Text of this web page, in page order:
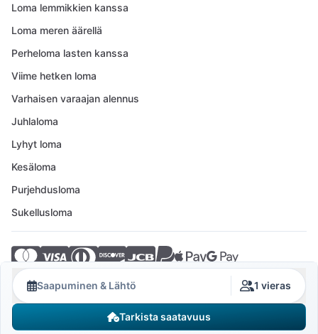
Saapuminen & Lähtö 1 vieras
Tarkista saatavuus
Loma lemmikkien kanssa
Loma meren äärellä
Perheloma lasten kanssa
Viime hetken loma
Varhaisen varaajan alennus
Juhlaloma
Lyhyt loma
Kesäloma
Purjehdusloma
Sukellusloma
© 2026 Crovillas GmbH